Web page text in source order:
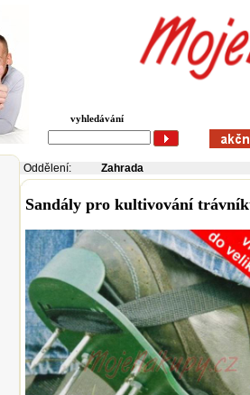
vyhledávání
Oddělení: Zahrada
Sandály pro kultivování